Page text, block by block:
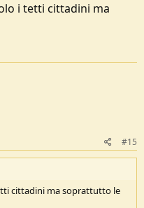
i tetti cittadini ma
#15
cittadini ma soprattutto le